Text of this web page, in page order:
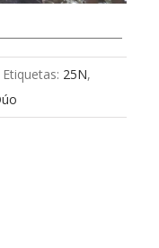
Etiquetas: 25N,